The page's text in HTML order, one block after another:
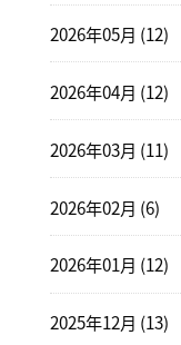
2026年05月 (12)
2026年04月 (12)
2026年03月 (11)
2026年02月 (6)
2026年01月 (12)
2025年12月 (13)